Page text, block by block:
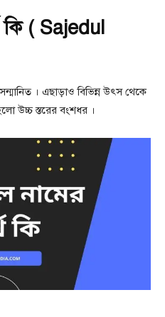
কি ( Sajedul
। এছাড়াও বিভিন্ন উৎস থেকে
উচ্চ স্তরের বংশধর ।